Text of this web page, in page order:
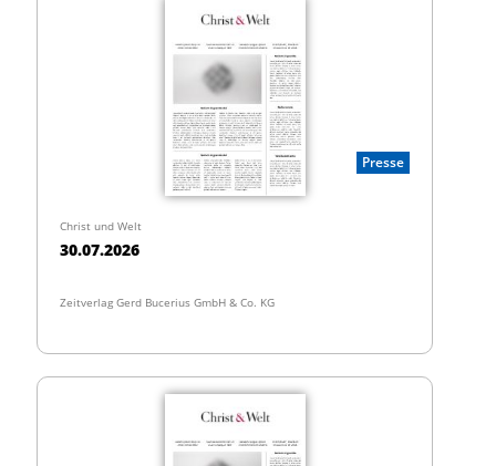
Presse
Christ und Welt
30.07.2026
Zeitverlag Gerd Bucerius GmbH & Co. KG